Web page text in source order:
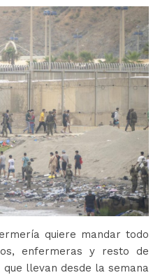
quiere mandar todo
enfermeras y resto de
llevan desde la semana